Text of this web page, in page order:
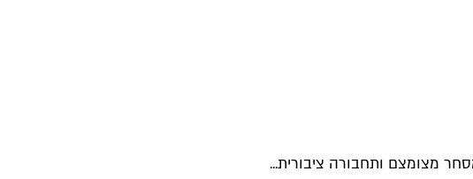
מצומצם ותחבורה ציבורית...